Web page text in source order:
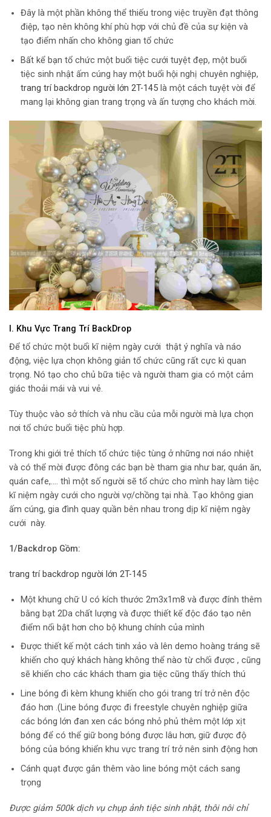
Đây là một phần không thể thiếu trong việc truyền đạt thông
điệp, tạo nên không khí phù hợp với chủ đề của sự kiện và
tạo điểm nhấn cho không gian tổ chức
Bất kể bạn tổ chức một buổi tiệc cưới tuyệt đẹp, một buổi
tiệc sinh nhật ấm cúng hay một buổi hội nghị chuyên nghiệp,
trang trí backdrop người lớn 2T-145là một cách tuyệt vời để
mang lại không gian trang trọng và ấn tượng cho khách mời.
I. Khu Vực Trang Trí BackDrop
Để tổ chức một buổi kĩ niệm ngày cưới thật ý nghĩa và náo
động, việc lựa chọn không giản tổ chức cũng rất cực kì quan
trọng. Nó tạo cho chủ bữa tiệc và người tham gia có một cảm
giác thoải mái và vui vẻ.
Tùy thuộc vào sở thích và nhu cầu của mỗi người mà lựa chọn
nơi tổ chức buổi tiệc phù hợp.
Trong khi giới trẻ thích tổ chức tiệc tùng ở những nơi náo nhiệt
và có thể mời được đông các bạn bè tham gia như bar, quán ăn,
quán cafe,…. thì một số người sẽ tổ chức cho mình hay làm tiệc
kĩ niệm ngày cưới cho người vợ/chồng tại nhà. Tạo không gian
ấm cúng, gia đình quay quần bên nhau trong dịp kĩ niệm ngày
cưới này.
1/Backdrop Gồm:
trang trí backdrop người lớn 2T-145
Một khung chữ U có kích thước 2m3x1m8 và được đính thêm
bằng bạt 2Da chất lượng và được thiết kế độc đáo tạo nên
điểm nổi bật hơn cho bộ khung chính của mình
Được thiết kế một cách tinh xảo và lên demo hoàng tráng sẽ
khiến cho quý khách hàng không thể nào từ chối được , cũng
sẽ khiến cho các khách tham gia tiệc cũng thấy thích thú
Line bóng đi kèm khung khiến cho gói trang trí trở nên độc
đáo hơn .(Line bóng được đi freestyle chuyên nghiệp giữa
các bóng lớn đan xen các bóng nhỏ phủ thêm một lớp xịt
bóng để có thể giữ bong bóng được lâu hơn, giữ được độ
bóng của bóng khiển khu vực trang trí trở nên sinh động hơn
Cánh quạt được gắn thêm vào line bóng một cách sang
trọng
Được giảm 500k dịch vụ chụp ảnh tiệc sinh nhật, thôi nôi chỉ